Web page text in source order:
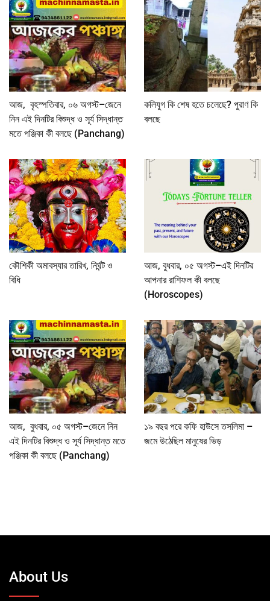
আজ, বৃহস্পতিবার, ০৬ অগস্ট–জেনে
নিন এই দিনটির বিশুদ্ধ ও সূর্য সিদ্ধান্ত
মতে পঞ্জিকা কী বলছে (Panchang)
কলিযুগ কি শেষ হতে চলেছে? পুরাণ কি
বলছে
কৌশিকী অমাবস্যার তারিখ, নির্ঘন্ট ও
বিধি
আজ, বুধবার, ০৫ অগস্ট–এই দিনটির
আপনার রাশিফল কী বলছে
(Horoscopes)
আজ, বুধবার, ০৫ অগস্ট–জেনে নিন
এই দিনটির বিশুদ্ধ ও সূর্য সিদ্ধান্ত মতে
পঞ্জিকা কী বলছে (Panchang)
১৯ বছর পরে কফি হাউসে তসলিমা –
জমে উঠেছিল মানুষের ভিড়
About Us